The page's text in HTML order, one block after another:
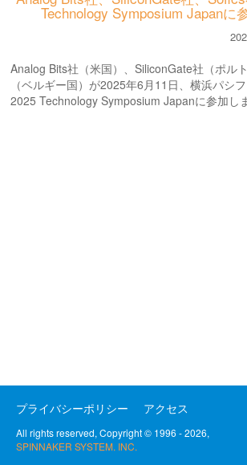
Technology Symposium Japanに
Analog Bits社（米国）、SiliconGate社（ポル
（ベルギー国）が2025年6月11日、横浜パシ
2025 Technology Symposium Japanに参加し
プライバシーポリシー アクセス
All rights reserved, Copyright © 1996 - 2026,
SPINNAKER SYSTEM. INC.